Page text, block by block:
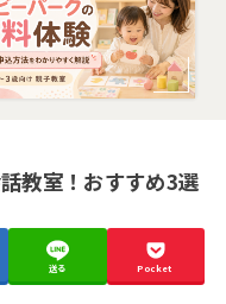
教室！おすすめ3選
送る Pocket